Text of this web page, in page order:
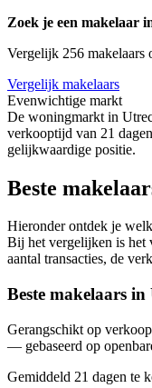
Zoek je een makelaar
Vergelijk 256 makelaars
Vergelijk makelaars
Evenwichtige markt
De woningmarkt in
verkooptijd van 21
gelijkwaardige positie.
Beste
Hieronder ontdek je
Bij het vergelijken is het
aantal transacties, de
Beste makelaars in
Gerangschikt op
— gebaseerd op
Gemiddeld 21 dagen te